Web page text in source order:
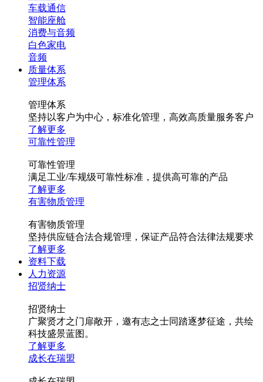
车载通信
智能座舱
消费与音频
白色家电
音频
质量体系
管理体系
管理体系
坚持以客户为中心，标准化管理，高效高质量服务客户
了解更多
可靠性管理
可靠性管理
满足工业/车规级可靠性标准，提供高可靠的产品
了解更多
有害物质管理
有害物质管理
坚持供应链合法合规管理，保证产品符合法律法规要求
了解更多
资料下载
人力资源
招贤纳士
招贤纳士
广聚贤才之门扉敞开，邀有志之士同踏逐梦征途，共绘
科技盛景蓝图。
了解更多
成长在瑞盟